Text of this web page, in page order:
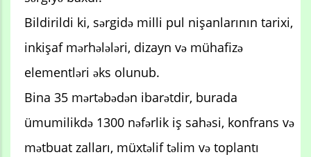
Bildirildi ki, sərgidə milli pul nişanlarının tarixi,
inkişaf mərhələləri, dizayn və mühafizə
elementləri əks olunub.
Bina 35 mərtəbədən ibarətdir, burada
ümumilikdə 1300 nəfərlik iş sahəsi, konfrans və
mətbuat zalları, müxtəlif təlim və toplantı